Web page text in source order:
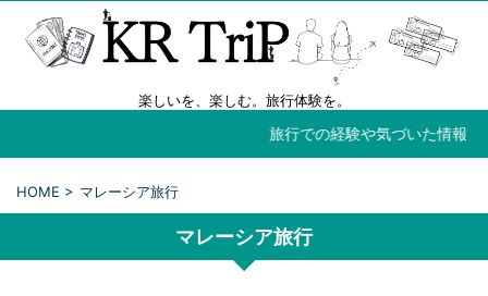
楽しいを、楽しむ。旅行体験を。
旅行での経験や気づいた情報
HOME > マレーシア旅行
マレーシア旅行